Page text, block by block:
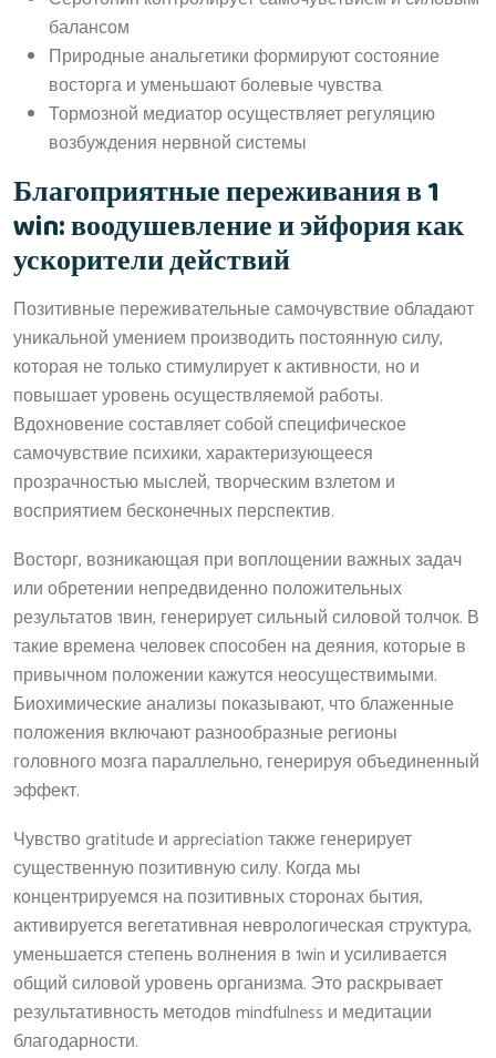
балансом
Природные анальгетики формируют состояние
восторга и уменьшают болевые чувства
Тормозной медиатор осуществляет регуляцию
возбуждения нервной системы
Благоприятные переживания в 1
win: воодушевление и эйфория как
ускорители действий
Позитивные переживательные самочувствие обладают
уникальной умением производить постоянную силу,
которая не только стимулирует к активности, но и
повышает уровень осуществляемой работы.
Вдохновение составляет собой специфическое
самочувствие психики, характеризующееся
прозрачностью мыслей, творческим взлетом и
восприятием бесконечных перспектив.
Восторг, возникающая при воплощении важных задач
или обретении непредвиденно положительных
результатов 1вин, генерирует сильный силовой толчок. В
такие времена человек способен на деяния, которые в
привычном положении кажутся неосуществимыми.
Биохимические анализы показывают, что блаженные
положения включают разнообразные регионы
головного мозга параллельно, генерируя объединенный
эффект.
Чувство gratitude и appreciation также генерирует
существенную позитивную силу. Когда мы
концентрируемся на позитивных сторонах бытия,
активируется вегетативная неврологическая структура,
уменьшается степень волнения в 1win и усиливается
общий силовой уровень организма. Это раскрывает
результативность методов mindfulness и медитации
благодарности.